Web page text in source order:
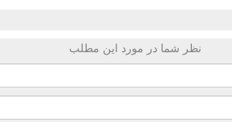
نظر شما در مورد این مطلب